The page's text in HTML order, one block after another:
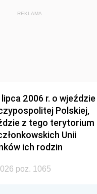
REKLAMA
2006 r. o wjeździe
Polskiej,
z tego terytorium
Unii
ich rodzin
poz. 1065